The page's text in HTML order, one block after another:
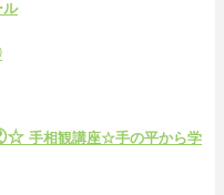
ル
手相観講座☆手の平から学